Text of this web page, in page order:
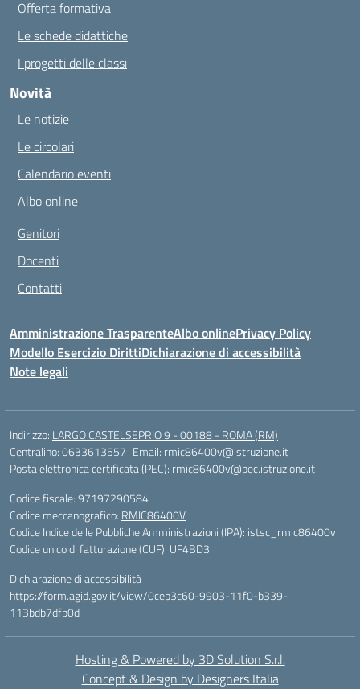
Offerta formativa
Le schede didattiche
I progetti delle classi
Novità
Le notizie
Le circolari
Calendario eventi
Albo online
Genitori
Docenti
Contatti
Amministrazione TrasparenteAlbo onlinePrivacy Policy
Modello Esercizio DirittiDichiarazione di accessibilità
Note legali
Indirizzo: LARGO CASTELSEPRIO 9 - 00188 - ROMA (RM)
Centralino:0633613557 Email: rmic86400v@istruzione.it
Posta elettronica certificata (PEC): rmic86400v@pec.istruzione.it
Codice fiscale: 97197290584
Codice meccanografico: RMIC86400V
Codice Indice delle Pubbliche Amministrazioni (IPA): istsc_rmic86400v
Codice unico di fatturazione (CUF): UF4BD3
Dichiarazione di accessibilità
https://form.agid.gov.it/view/0ceb3c60-9903-11f0-b339-
113bdb7dfb0d
Hosting & Powered by 3D Solution S.r.l.
Concept & Design by Designers Italia